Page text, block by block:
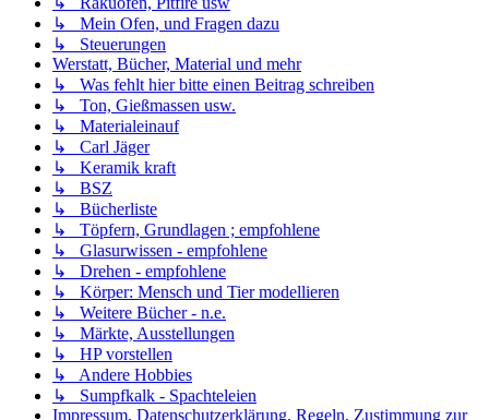
↳ Mein Ofen, und Fragen dazu
↳ Steuerungen
Werstatt, Bücher, Material und mehr
↳ Was fehlt hier bitte einen Beitrag schreiben
↳ Ton, Gießmassen usw.
↳ Materialeinauf
↳ Carl Jäger
↳ Keramik kraft
↳ BSZ
↳ Bücherliste
↳ Töpfern, Grundlagen ; empfohlene
↳ Glasurwissen - empfohlene
↳ Drehen - empfohlene
↳ Körper: Mensch und Tier modellieren
↳ Weitere Bücher - n.e.
↳ Märkte, Ausstellungen
↳ HP vorstellen
↳ Andere Hobbies
↳ Sumpfkalk - Spachteleien
Impressum, Datenschutzerklärung, Regeln, Zustimmung zur